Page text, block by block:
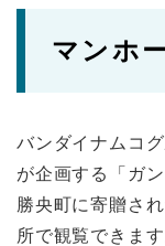
マンホ
バンダイナムコ
が企画する「ガ
勝央町に寄贈さ
所で観覧できます